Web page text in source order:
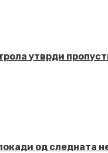
утврди
од следната